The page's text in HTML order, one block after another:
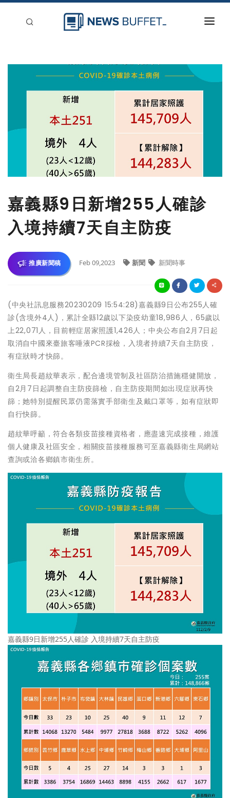
登入
嘉義縣9日新增255人確診
入境持續7天自主防疫
推廣新聞稿 Feb 09,2023 新聞 新聞時事
(中央社訊息服務20230209 15:54:28)嘉義縣9日公布255人確
診(含境外4人)，累計全縣12歲以下染疫幼童18,986人，65歲以
上22,071人，目前輕症居家照護1,426人；中央公布自2月7日起
取消自中國來臺旅客唾液PCR採檢，入境者持續7天自主防疫，
有症狀時才快篩。
衛生局長趙紋華表示，配合邊境管制及社區防治措施穩健開放，
自2月7日起調整自主防疫篩檢，自主防疫期間如出現症狀再快
篩；她特別提醒民眾仍需落實手部衛生及戴口罩等，如有症狀即
自行快篩。
趙紋華呼籲，符合各類疫苗接種資格者，應盡速完成接種，維護
個人健康及社區安全，相關疫苗接種服務可至嘉義縣衛生局網站
查詢或洽各鄉鎮市衛生所。
嘉義縣9日新增255人確診 入境持續7天自主防疫